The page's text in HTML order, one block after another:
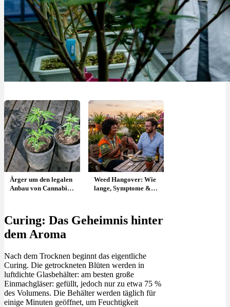
Ärger um den legalen
Anbau von Cannabis
Weed Hangover: Wie
lange, Symptome &
Curing: Das Geheimnis hinter
dem Aroma
Nach dem Trocknen beginnt das eigentliche
Curing. Die getrockneten Blüten werden in
luftdichte Glasbehälter: am besten große
Einmachgläser: gefüllt, jedoch nur zu etwa 75 %
des Volumens. Die Behälter werden täglich für
einige Minuten geöffnet, um Feuchtigkeit